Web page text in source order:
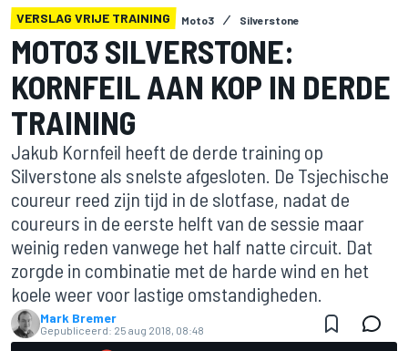
VERSLAG VRIJE TRAINING Moto3 Silverstone
MOTO3 SILVERSTONE:
KORNFEIL AAN KOP IN DERDE
TRAINING
Jakub Kornfeil heeft de derde training op
Silverstone als snelste afgesloten. De Tsjechische
coureur reed zijn tijd in de slotfase, nadat de
coureurs in de eerste helft van de sessie maar
weinig reden vanwege het half natte circuit. Dat
zorgde in combinatie met de harde wind en het
koele weer voor lastige omstandigheden.
Mark Bremer
Gepubliceerd: 25 aug 2018, 08:48